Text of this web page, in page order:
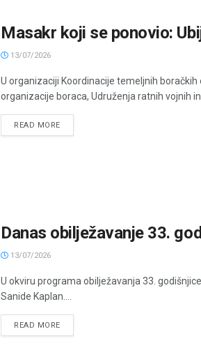
Masakr koji se ponovio:
13/07/2026
U organizaciji Koordinacije temeljnih
organizacije boraca, Udruženja ratnih vojnih
READ MORE
Danas obilježavanje 33.
13/07/2026
U okviru programa obilježavanja 33.
Sanide Kaplan....
READ MORE